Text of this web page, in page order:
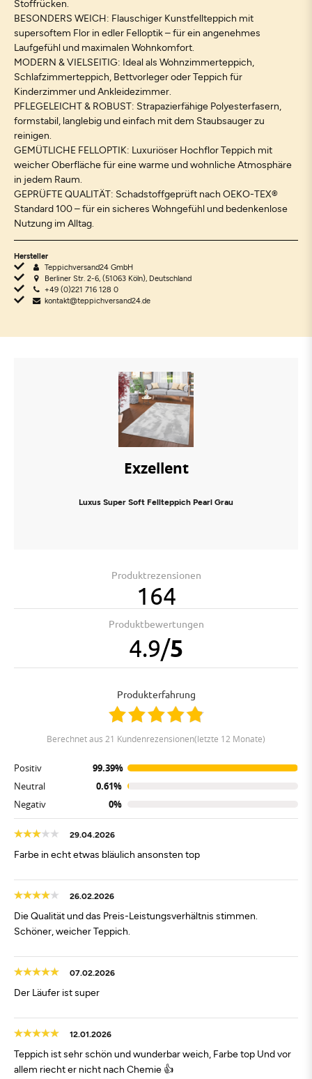
Stoffrücken.
BESONDERS WEICH: Flauschiger Kunstfellteppich mit
supersoftem Flor in edler Felloptik – für ein angenehmes
Laufgefühl und maximalen Wohnkomfort.
MODERN & VIELSEITIG: Ideal als Wohnzimmerteppich,
Schlafzimmerteppich, Bettvorleger oder Teppich für
Kinderzimmer und Ankleidezimmer.
PFLEGELEICHT & ROBUST: Strapazierfähige Polyesterfasern,
formstabil, langlebig und einfach mit dem Staubsauger zu
reinigen.
GEMÜTLICHE FELLOPTIK: Luxuriöser Hochflor Teppich mit
weicher Oberfläche für eine warme und wohnliche Atmosphäre
in jedem Raum.
GEPRÜFTE QUALITÄT: Schadstoffgeprüft nach OEKO-TEX®
Standard 100 – für ein sicheres Wohngefühl und bedenkenlose
Nutzung im Alltag.
Hersteller
Teppichversand24 GmbH
Berliner Str. 2-6, (51063 Köln), Deutschland
+49 (0)221 716 128 0
kontakt@teppichversand24.de
Exzellent
Luxus Super Soft Fellteppich Pearl Grau
Produktrezensionen
164
Produktbewertungen
4.9/5
Produkterfahrung
berechnet aus 21 Kundenrezensionen(letzte 12 Monate)
Positiv
99.39%
Neutral
0.61%
Negativ
0%
29.04.2026
Farbe in echt etwas bläulich ansonsten top
26.02.2026
Die Qualität und das Preis-Leistungsverhältnis stimmen.
Schöner, weicher Teppich.
07.02.2026
Der Läufer ist super
12.01.2026
Teppich ist sehr schön und wunderbar weich, Farbe top Und vor
allem riecht er nicht nach Chemie 👍